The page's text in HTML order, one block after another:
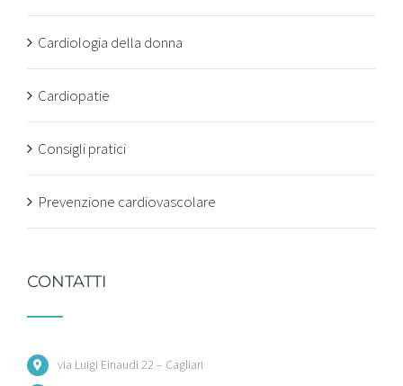
Cardiologia della donna
Cardiopatie
Consigli pratici
Prevenzione cardiovascolare
CONTATTI
via Luigi Einaudi 22 – Cagliari